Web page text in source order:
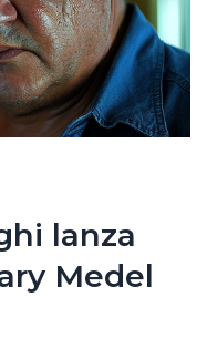
lanza
Medel